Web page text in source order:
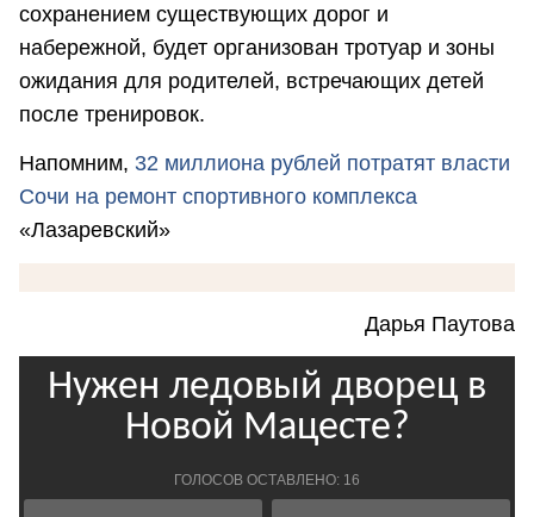
сохранением существующих дорог и
набережной, будет организован тротуар и зоны
ожидания для родителей, встречающих детей
после тренировок.
Напомним, 32 миллиона рублей потратят власти
Сочи на ремонт спортивного комплекса
«Лазаревский»
Дарья Паутова